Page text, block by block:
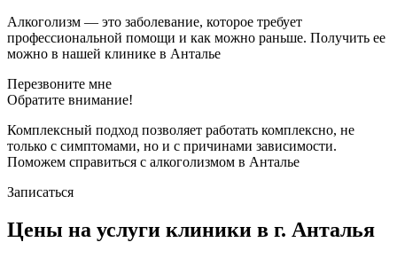
Алкоголизм — это заболевание, которое требует
профессиональной помощи и как можно раньше. Получить ее
можно в нашей клинике в Анталье
Перезвоните мне
Обратите внимание!
Комплексный подход позволяет работать комплексно, не
только с симптомами, но и с причинами зависимости.
Поможем справиться с алкоголизмом в Анталье
Записаться
Цены на услуги клиники в г. Анталья